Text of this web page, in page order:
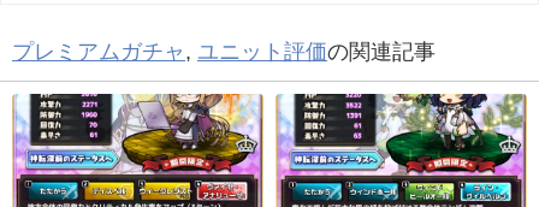
プレミアムガチャ , ユニット評価の関連記事